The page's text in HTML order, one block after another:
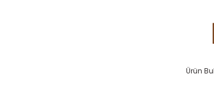
Ürün